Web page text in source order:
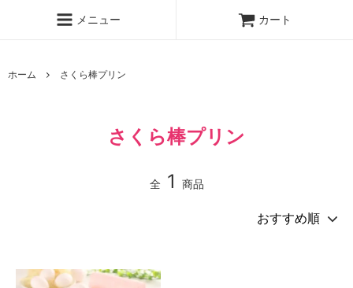
メニュー カート
ホーム さくら棒プリン
さくら棒プリン
全 1 商品